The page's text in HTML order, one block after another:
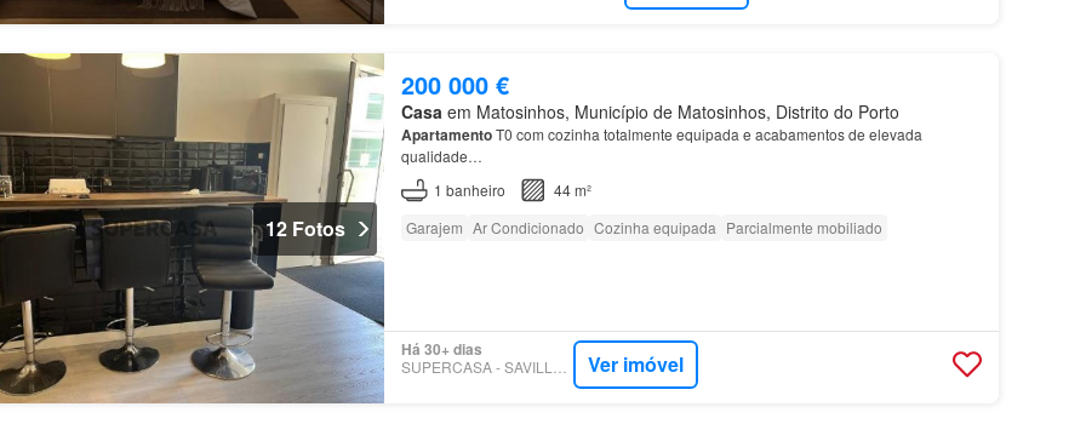
12 Fotos
200 000 €
Casaem Matosinhos, Município de Matosinhos, Distrito do Porto
ApartamentoT0 com cozinha totalmente equipada e acabamentos de elevada
qualidade…
1 banheiro
44 m²
Garajem Ar Condicionado Cozinha equipada Parcialmente mobiliado
Há 30+ dias
Ver imóvel